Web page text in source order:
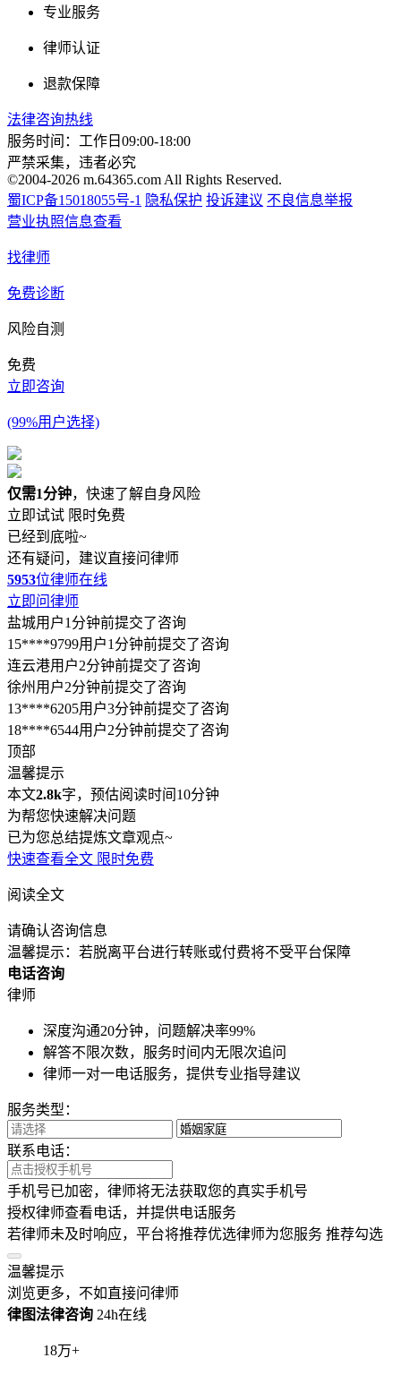
专业服务
律师认证
退款保障
法律咨询热线
服务时间：工作日09:00-18:00
严禁采集，违者必究
©2004-2026 m.64365.com All Rights Reserved.
蜀ICP备15018055号-1 隐私保护 投诉建议 不良信息举报
营业执照信息查看
找律师
免费诊断
风险自测
免费
立即咨询
(99%用户选择)
仅需1分钟，快速了解自身风险
立即试试 限时免费
已经到底啦~
还有疑问，建议直接问律师
5953位律师在线
立即问律师
盐城用户1分钟前提交了咨询
15****9799用户1分钟前提交了咨询
连云港用户2分钟前提交了咨询
徐州用户2分钟前提交了咨询
13****6205用户3分钟前提交了咨询
18****6544用户2分钟前提交了咨询
顶部
温馨提示
本文2.8k字，预估阅读时间10分钟
为帮您快速解决问题
已为您总结提炼文章观点~
快速查看全文 限时免费
阅读全文
请确认咨询信息
温馨提示：若脱离平台进行转账或付费将不受平台保障
电话咨询
律师
深度沟通20分钟，问题解决率99%
解答不限次数，服务时间内无限次追问
律师一对一电话服务，提供专业指导建议
服务类型：
联系电话：
手机号已加密，律师将无法获取您的真实手机号
授权律师查看电话，并提供电话服务
若律师未及时响应，平台将推荐优选律师为您服务 推荐勾选
温馨提示
浏览更多，不如直接问律师
律图法律咨询 24h在线
18万+